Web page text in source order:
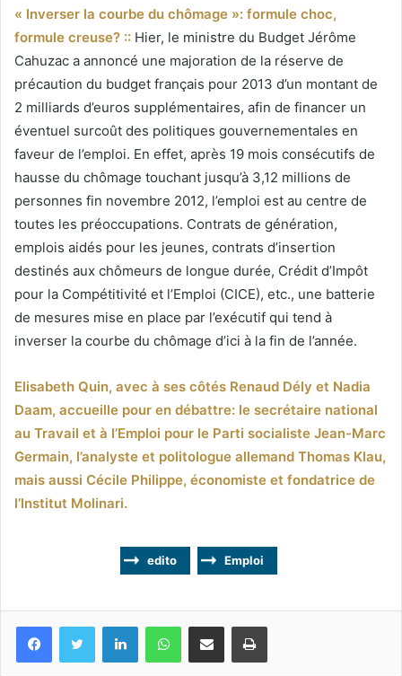
« Inverser la courbe du chômage »: formule choc,
formule creuse? :: Hier, le ministre du Budget Jérôme
Cahuzac a annoncé une majoration de la réserve de
précaution du budget français pour 2013 d’un montant de
2 milliards d’euros supplémentaires, afin de financer un
éventuel surcoût des politiques gouvernementales en
faveur de l’emploi. En effet, après 19 mois consécutifs de
hausse du chômage touchant jusqu’à 3,12 millions de
personnes fin novembre 2012, l’emploi est au centre de
toutes les préoccupations. Contrats de génération,
emplois aidés pour les jeunes, contrats d’insertion
destinés aux chômeurs de longue durée, Crédit d’Impôt
pour la Compétitivité et l’Emploi (CICE), etc., une batterie
de mesures mise en place par l’exécutif qui tend à
inverser la courbe du chômage d’ici à la fin de l’année.
Elisabeth Quin, avec à ses côtés Renaud Dély et Nadia
Daam, accueille pour en débattre: le secrétaire national
au Travail et à l’Emploi pour le Parti socialiste Jean-Marc
Germain, l’analyste et politologue allemand Thomas Klau,
mais aussi Cécile Philippe, économiste et fondatrice de
l’Institut Molinari.
edito Emploi
FacebookTwitter LinkedinWhatsApp
Partagez par mail Imprimez